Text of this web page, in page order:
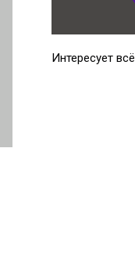
Интересует всё